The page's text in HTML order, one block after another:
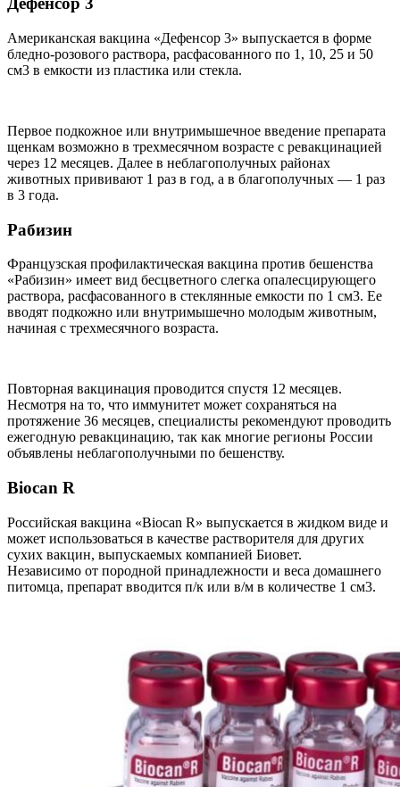
Американская вакцина «Дефенсор 3» выпускается в форме
бледно-розового раствора, расфасованного по 1, 10, 25 и 50
см3 в емкости из пластика или стекла.
Первое подкожное или внутримышечное введение препарата
щенкам возможно в трехмесячном возрасте с ревакцинацией
через 12 месяцев. Далее в неблагополучных районах
животных прививают 1 раз в год, а в благополучных — 1 раз
в 3 года.
Рабизин
Французская профилактическая вакцина против бешенства
«Рабизин» имеет вид бесцветного слегка опалесцирующего
раствора, расфасованного в стеклянные емкости по 1 см3. Ее
вводят подкожно или внутримышечно молодым животным,
начиная с трехмесячного возраста.
Повторная вакцинация проводится спустя 12 месяцев.
Несмотря на то, что иммунитет может сохраняться на
протяжение 36 месяцев, специалисты рекомендуют проводить
ежегодную ревакцинацию, так как многие регионы России
объявлены неблагополучными по бешенству.
Biocan R
Российская вакцина «Biocan R» выпускается в жидком виде и
может использоваться в качестве растворителя для других
сухих вакцин, выпускаемых компанией Биовет.
Независимо от породной принадлежности и веса домашнего
питомца, препарат вводится п/к или в/м в количестве 1 см3.